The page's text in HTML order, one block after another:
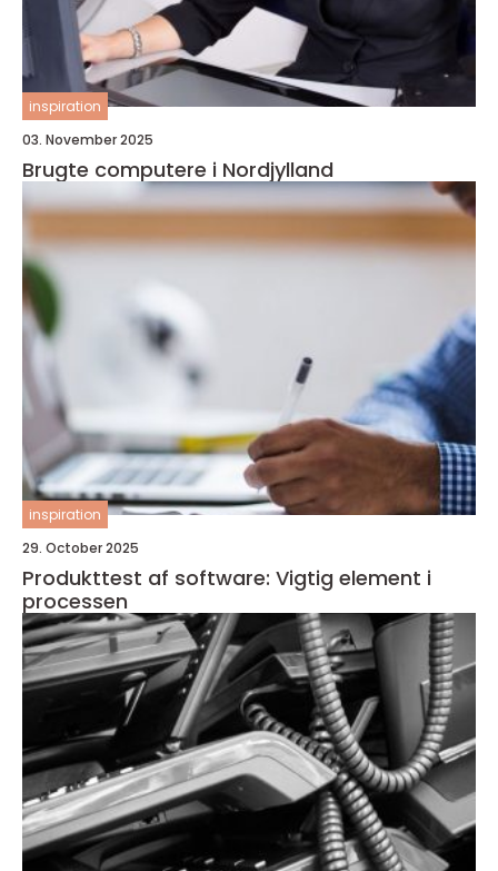
inspiration
03. November 2025
Brugte computere i Nordjylland
inspiration
29. October 2025
Produkttest af software: Vigtig element i
processen